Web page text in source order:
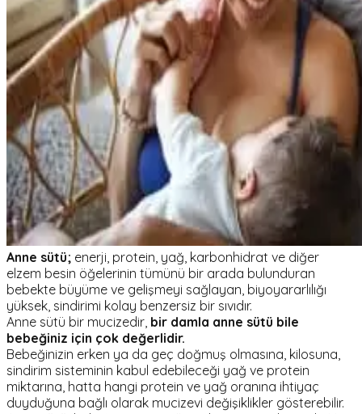
Anne sütü; enerji, protein, yağ, karbonhidrat ve diğer
elzem besin öğelerinin tümünü bir arada bulunduran
bebekte büyüme ve gelişmeyi sağlayan, biyoyararlılığı
yüksek, sindirimi kolay benzersiz bir sıvıdır.
Anne sütü bir mucizedir, bir damla anne sütü bile
bebeğiniz için çok değerlidir.
Bebeğinizin erken ya da geç doğmuş olmasına, kilosuna,
sindirim sisteminin kabul edebileceği yağ ve protein
miktarına, hatta hangi protein ve yağ oranına ihtiyaç
duyduğuna bağlı olarak mucizevi değişiklikler gösterebilir.